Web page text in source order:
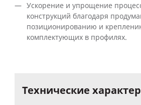
Ускорение и упрощение
конструкций благодаря
позиционированию и
комплектующих в профилях.
Технические